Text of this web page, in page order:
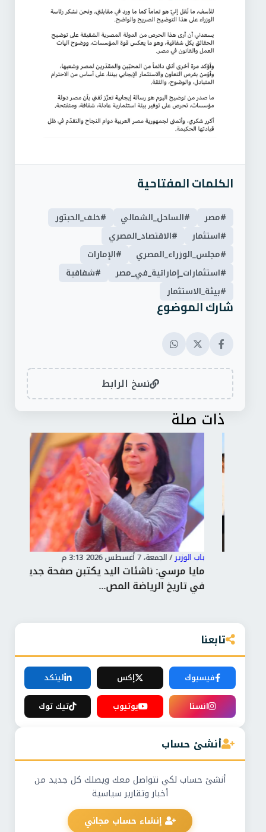
الكلمات المفتاحية
#مصر #الساحل_الشمالي
#خلف_الحبتور
#استثمار
#الاقتصاد_المصري
#مجلس_الوزراء_المصري
#الإمارات
#استثمارات_إماراتية_في_مصر
#شفافية
#بيئة_الاستثمار
شارك الموضوع
نسخ الرابط
ذات صلة
باب الوزير / الجمعة، 7 أغسطس 2026 3:13 م
مايا مرسي: ناشئات اليد يكتبن صفحة جديدة
في تاريخ الرياضة المص...
تابعنا
فيسبوك إكس
لينكد
انستا
يوتيوب تيك توك
أنشئ حساب
أنشئ حساب لكي نتواصل معك ويصلك كل جديد من
أخبار وتقارير سياسية
إنشاء حساب مجاني